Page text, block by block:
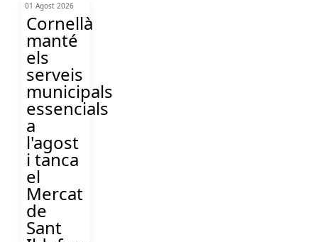
01 Agost 2026
Cornellà
manté
els
serveis
municipals
essencials
a
l'agost
i tanca
el
Mercat
de
Sant